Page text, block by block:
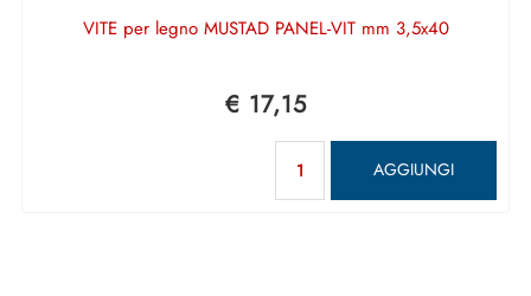
VITE per legno MUSTAD PANEL-VIT mm 3,5x40
€ 17,15
AGGIUNGI